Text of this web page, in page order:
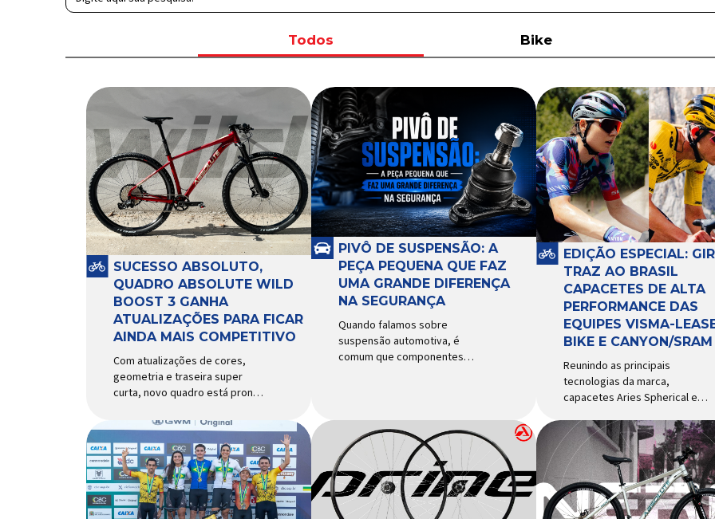
Todos Bike
SUCESSO ABSOLUTO,
QUADRO ABSOLUTE WILD
BOOST 3 GANHA
ATUALIZAÇÕES PARA FICAR
AINDA MAIS COMPETITIVO
Com atualizações de cores,
geometria e traseira super
curta, novo quadro está pronto
modelos muito mais caros e
avançados Apresentado há
alguns anos, o quadro Wild
Boost se transformou em um
dos modelos aro 29” de maior
sucesso da Absolute. Indicado
PIVÔ DE SUSPENSÃO: A
PEÇA PEQUENA QUE FAZ
UMA GRANDE DIFERENÇA
NA SEGURANÇA
Quando falamos sobre
suspensão automotiva, é
comum que componentes
pequena que desempenha um
papel fundamental na
segurança e no
comportamento do veículo: o
pivô de suspensão.
Responsável por conectar
EDIÇÃO ESPECIAL:
TRAZ AO BRASIL
CAPACETES DE ALTA
PERFORMANCE DAS
EQUIPES VISMA-
BIKE E CANYON/SRAM
Reunindo as principais
tecnologias da marca,
capacetes Aries Spherical e
ao país com a pintura oficial
utilizada por equipes do World
Tour Patrocinadora de algumas
das principais equipes de
ciclismo do mundo, a Giro é
uma das marcas de capacetes